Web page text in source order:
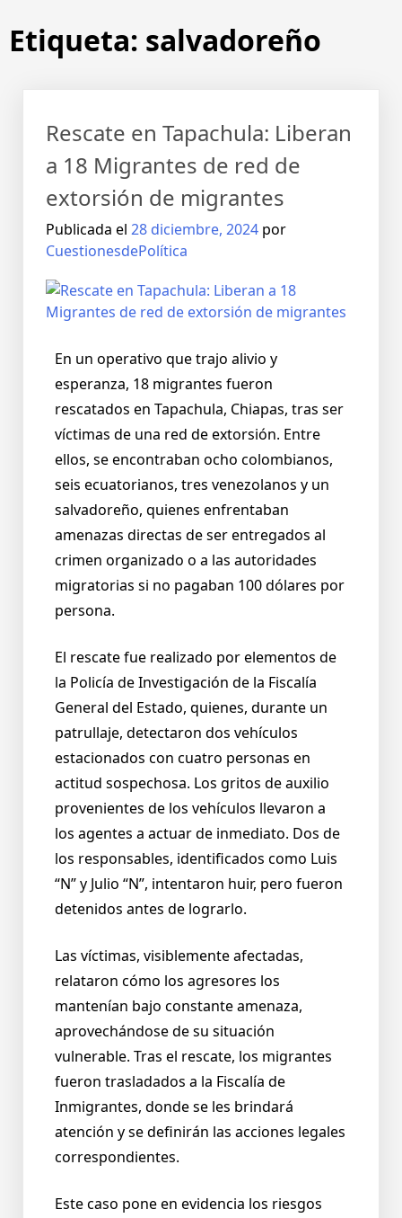
Etiqueta: salvadoreño
Rescate en Tapachula: Liberan
a 18 Migrantes de red de
extorsión de migrantes
Publicada el 28 diciembre, 2024 por
CuestionesdePolítica
En un operativo que trajo alivio y
esperanza, 18 migrantes fueron
rescatados en Tapachula, Chiapas, tras ser
víctimas de una red de extorsión. Entre
ellos, se encontraban ocho colombianos,
seis ecuatorianos, tres venezolanos y un
salvadoreño, quienes enfrentaban
amenazas directas de ser entregados al
crimen organizado o a las autoridades
migratorias si no pagaban 100 dólares por
persona.
El rescate fue realizado por elementos de
la Policía de Investigación de la Fiscalía
General del Estado, quienes, durante un
patrullaje, detectaron dos vehículos
estacionados con cuatro personas en
actitud sospechosa. Los gritos de auxilio
provenientes de los vehículos llevaron a
los agentes a actuar de inmediato. Dos de
los responsables, identificados como Luis
“N” y Julio “N”, intentaron huir, pero fueron
detenidos antes de lograrlo.
Las víctimas, visiblemente afectadas,
relataron cómo los agresores los
mantenían bajo constante amenaza,
aprovechándose de su situación
vulnerable. Tras el rescate, los migrantes
fueron trasladados a la Fiscalía de
Inmigrantes, donde se les brindará
atención y se definirán las acciones legales
correspondientes.
Este caso pone en evidencia los riesgos